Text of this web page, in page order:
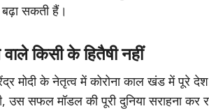
सकती हैं।
किसी के हितैषी नहीं
मोदी के नेतृत्व में कोरोना काल खंड में पूरे
उस सफल मॉडल की पूरी दुनिया सराहना